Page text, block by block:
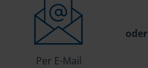
Per E-Mail
oder